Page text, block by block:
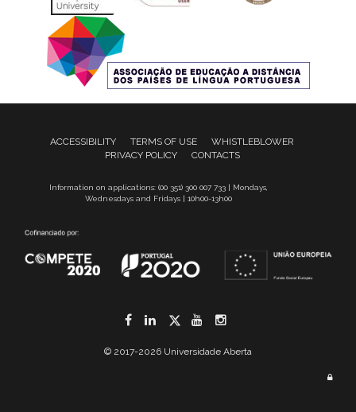
ACCESSIBILITY TERMS OF USE
WHISTLEBLOWER
PRIVACY POLICY
CONTACTS
Information on applications: (00 351) 300 007 733 | Mondays,
Wednesdays and Fridays | 10h00-13h00
Facebook
LinkedIn
Twitter
YouTube
© 2017-2026 Universidade Aberta